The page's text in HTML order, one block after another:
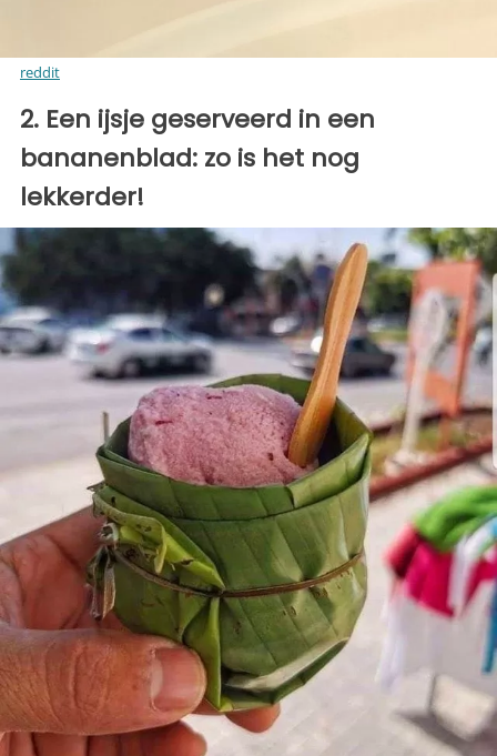
reddit
2. Een ijsje geserveerd in een
bananenblad: zo is het nog
lekkerder!